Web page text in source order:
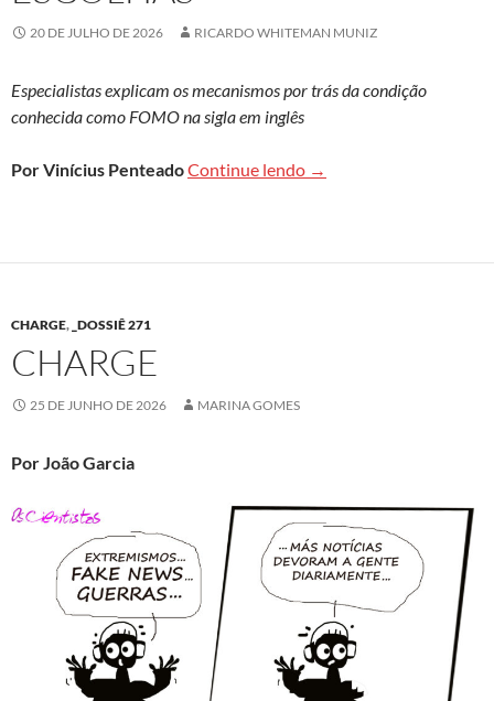
20 DE JULHO DE 2026 RICARDO WHITEMAN MUNIZ
Especialistas explicam os mecanismos por trás da condição
conhecida como FOMO na sigla em inglês
Por Vinícius PenteadoContinue lendo Como o medo de ficar
→
CHARGE, _DOSSIÊ 271
CHARGE
25 DE JUNHO DE 2026 MARINA GOMES
Por João Garcia